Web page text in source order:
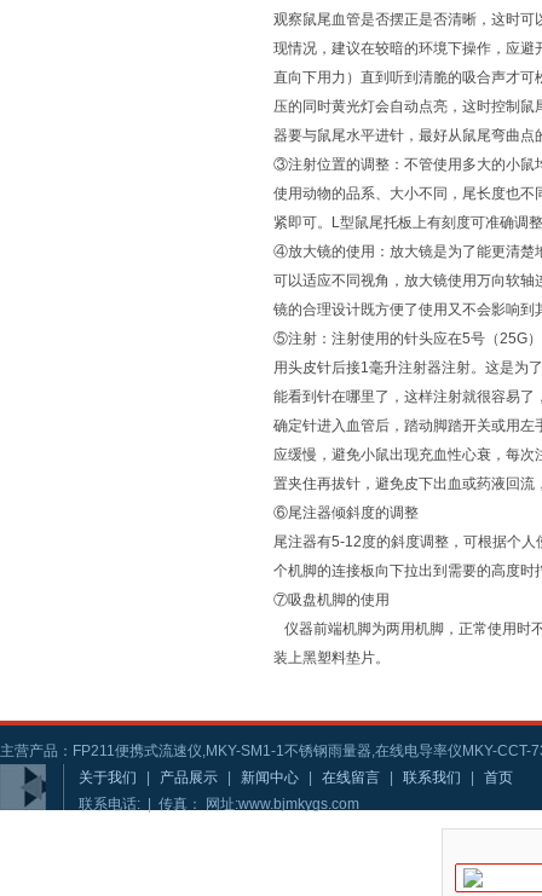
观察鼠尾血管是否摆正是否清晰，这时
现情况，建议在较暗的环境下操作，应
直向下用力）直到听到清脆的吸合声才
压的同时黄光灯会自动点亮，这时控制
器要与鼠尾水平进针，最好从鼠尾弯曲
③注射位置的调整：不管使用多大的小鼠
使用动物的品系、大小不同，尾长度也
紧即可。L型鼠尾托板上有刻度可准确调
④放大镜的使用：放大镜是为了能更清楚
可以适应不同视角，放大镜使用万向软
镜的合理设计既方便了使用又不会影响到
⑤注射：注射使用的针头应在5号（25G
用头皮针后接1毫升注射器注射。这是为
能看到针在哪里了，这样注射就很容易
确定针进入血管后，踏动脚踏开关或用
应缓慢，避免小鼠出现充血性心衰，每
置夹住再拔针，避免皮下出血或药液回
⑥尾注器倾斜度的调整
尾注器有5-12度的斜度调整，可根据个
个机脚的连接板向下拉出到需要的高度
⑦吸盘机脚的使用
仪器前端机脚为两用机脚，正常使用时
装上黑塑料垫片。
主营产品：FP211便携式流速仪,MKY-SM1-1不锈钢雨量器,在线电导率仪MKY-CCT-
关于我们
产品展示 新闻中心 在线留言 联系我们
首页
联系电话: | 传真： 网址:www.bjmkygs.com